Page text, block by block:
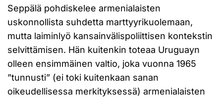
Seppälä pohdiskelee armenialaisten
uskonnollista suhdetta marttyyrikuolemaan,
mutta laiminlyö kansainvälispoliittisen kontekstin
selvittämisen. Hän kuitenkin toteaa Uruguayn
olleen ensimmäinen valtio, joka vuonna 1965
”tunnusti” (ei toki kuitenkaan sanan
oikeudellisessa merkityksessä) armenialaisten